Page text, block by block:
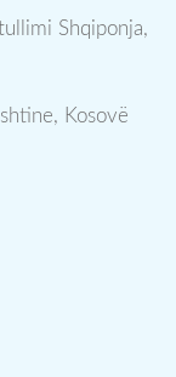
Shqiponja,
Kosovë